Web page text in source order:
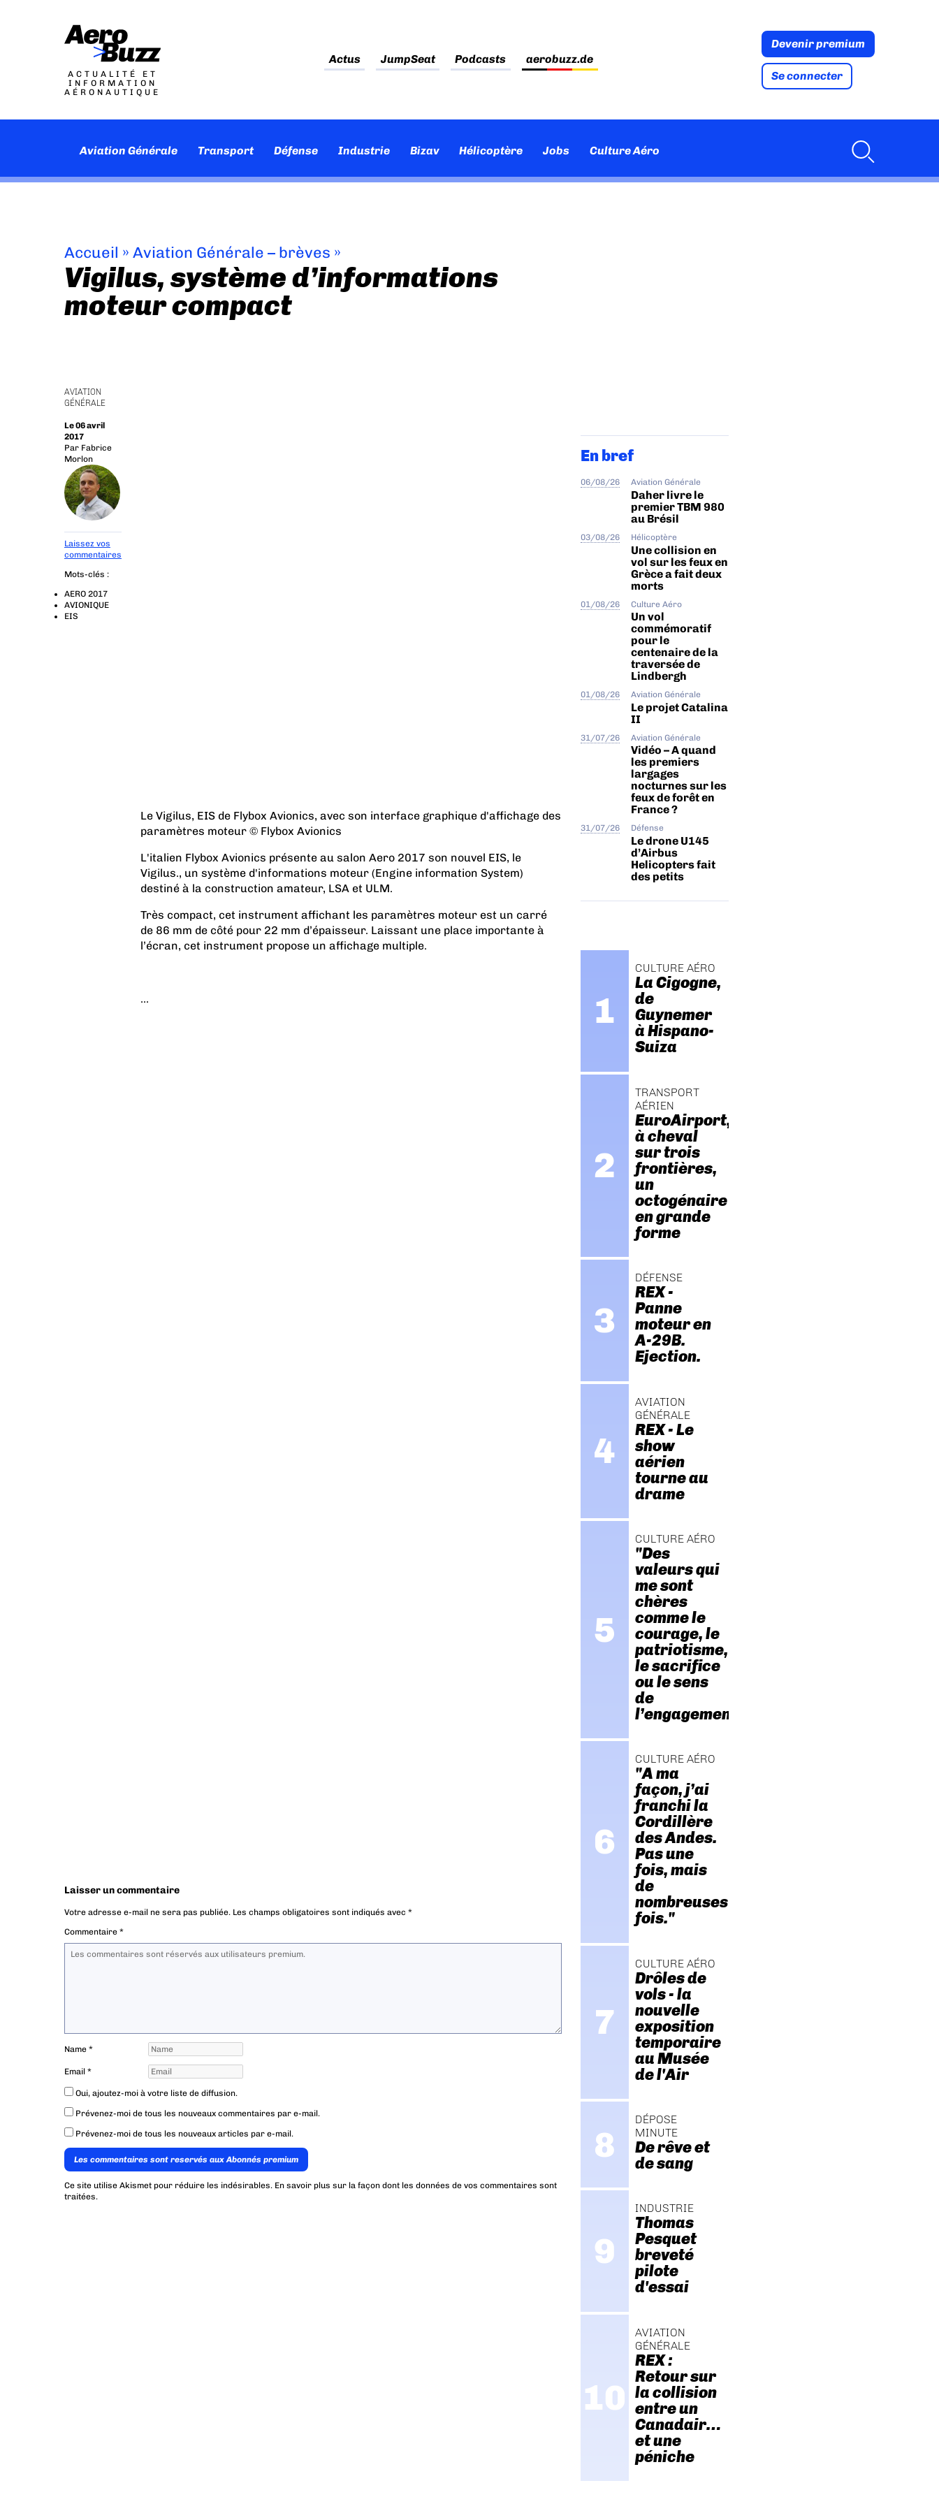
ACTUALITÉ ET
INFORMATION
AÉRONAUTIQUE
Actus JumpSeat Podcasts aerobuzz.de
Devenir premium
Se connecter
Aviation Générale Transport Défense Industrie Bizav Hélicoptère Jobs Culture Aéro
Accueil » Aviation Générale – brèves »
Vigilus, système d’informations
moteur compact
AVIATION
GÉNÉRALE
Le 06 avril
2017
Par Fabrice
Morlon
Laissez vos
commentaires
Mots-clés :
AERO 2017
AVIONIQUE
EIS
Le Vigilus, EIS de Flybox Avionics, avec son interface graphique d'affichage des
paramètres moteur © Flybox Avionics
L'italien Flybox Avionics présente au salon Aero 2017 son nouvel EIS, le
Vigilus., un système d'informations moteur (Engine information System)
destiné à la construction amateur, LSA et ULM.
Très compact, cet instrument affichant les paramètres moteur est un carré
de 86 mm de côté pour 22 mm d’épaisseur. Laissant une place importante à
l’écran, cet instrument propose un affichage multiple.
...
Laisser un commentaire
Votre adresse e-mail ne sera pas publiée. Les champs obligatoires sont indiqués avec *
Commentaire *
Name *
Email *
Oui, ajoutez-moi à votre liste de diffusion.
Prévenez-moi de tous les nouveaux commentaires par e-mail.
Prévenez-moi de tous les nouveaux articles par e-mail.
Les commentaires sont reservés aux Abonnés premium
Ce site utilise Akismet pour réduire les indésirables. En savoir plus sur la façon dont les données de vos commentaires sont
traitées.
En bref
06/08/26 Aviation Générale
Daher livre le
premier TBM 980
au Brésil
03/08/26 Hélicoptère
Une collision en
vol sur les feux en
Grèce a fait deux
morts
01/08/26 Culture Aéro
Un vol
commémoratif
pour le
centenaire de la
traversée de
Lindbergh
01/08/26 Aviation Générale
Le projet Catalina
II
31/07/26 Aviation Générale
Vidéo – A quand
les premiers
largages
nocturnes sur les
feux de forêt en
France ?
31/07/26 Défense
Le drone U145
d’Airbus
Helicopters fait
des petits
CULTURE AÉRO
La Cigogne,
de
Guynemer
à Hispano-
Suiza
TRANSPORT
AÉRIEN
EuroAirport,
à cheval
sur trois
frontières,
un
octogénaire
en grande
forme
DÉFENSE
REX -
Panne
moteur en
A-29B.
Ejection.
AVIATION
GÉNÉRALE
REX - Le
show
aérien
tourne au
drame
CULTURE AÉRO
"Des
valeurs qui
me sont
chères
comme le
courage, le
patriotisme,
le sacrifice
ou le sens
de
l’engagement."
CULTURE AÉRO
"A ma
façon, j’ai
franchi la
Cordillère
des Andes.
Pas une
fois, mais
de
nombreuses
fois."
CULTURE AÉRO
Drôles de
vols - la
nouvelle
exposition
temporaire
au Musée
de l'Air
DÉPOSE
MINUTE
De rêve et
de sang
INDUSTRIE
Thomas
Pesquet
breveté
pilote
d'essai
AVIATION
GÉNÉRALE
REX :
Retour sur
la collision
entre un
Canadair…
et une
péniche